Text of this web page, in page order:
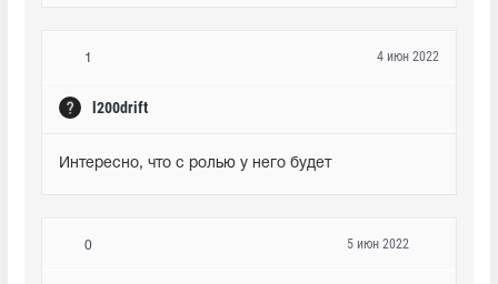
1
l200drift
4 июн 2022
Интересно, что с ролью у него будет
0 5 июн 2022